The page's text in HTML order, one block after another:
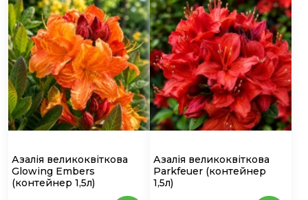
Азалія великоквіткова
Glowing Embers
(контейнер 1,5л)
Азалія великоквіткова
Parkfeuer (контейнер
1,5л)